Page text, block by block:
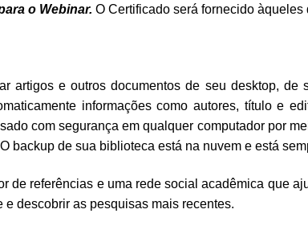
o Webinar. O Certificado será fornecido
artigos e outros documentos de seu desktop,
informações como autores, título e
com segurança em qualquer computador por
backup de sua biblioteca está na nuvem e está
de referências e uma rede social acadêmica que
descobrir as pesquisas mais recentes.